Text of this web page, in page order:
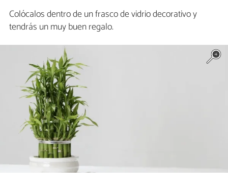
Colócalos dentro de un frasco de vidrio decorativo y
tendrás un muy buen regalo.